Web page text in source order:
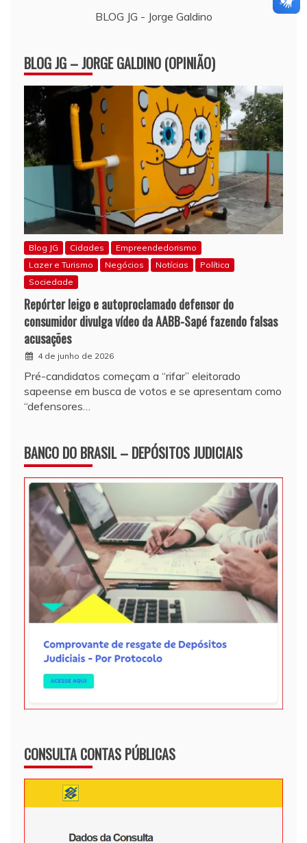
BLOG JG - Jorge Galdino
BLOG JG – JORGE GALDINO (OPINIÃO)
Blog JG Cidades
Empreendedorismo
Lazer e Turismo
Negócios Notícias
Política
Sociedade
Repórter leigo e autoproclamado defensor do
consumidor divulga vídeo da AABB-Sapé fazendo falsas
acusações
4 de junho de 2026
Pré-candidatos começam a “rifar” eleitorado
sapeense em busca de votos e se apresentam como
“defensores…
BANCO DO BRASIL – DEPÓSITOS JUDICIAIS
CONSULTA CONTAS PÚBLICAS